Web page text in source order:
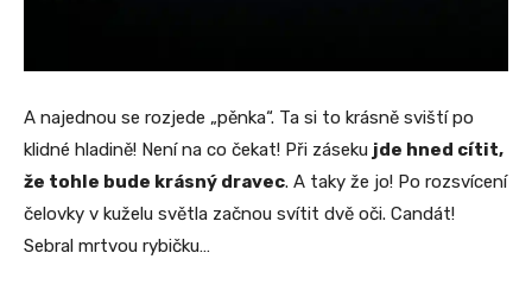
A najednou se rozjede „pěnka“. Ta si to krásně sviští po
klidné hladině! Není na co čekat! Při záseku jde hned cítit,
že tohle bude krásný dravec. A taky že jo! Po rozsvícení
čelovky v kuželu světla začnou svítit dvě oči. Candát!
Sebral mrtvou rybičku…